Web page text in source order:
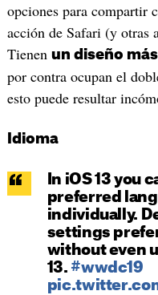
opciones para compartir
acción de Safari (y otras
Tienen un diseño
por contra ocupan el
esto puede resultar
Idioma
In iOS 13 you
preferred
individually.
settings
without even
13. #wwdc19